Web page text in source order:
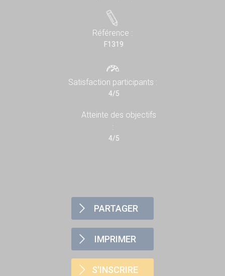
Référence :
F1319
Satisfaction participants :
4/5
Atteinte des objectifs
:
4/5
PARTAGER
IMPRIMER
S'INSCRIRE